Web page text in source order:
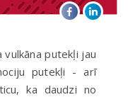
vulkāna putekļi jau
putekļi - arī
ka daudzi no